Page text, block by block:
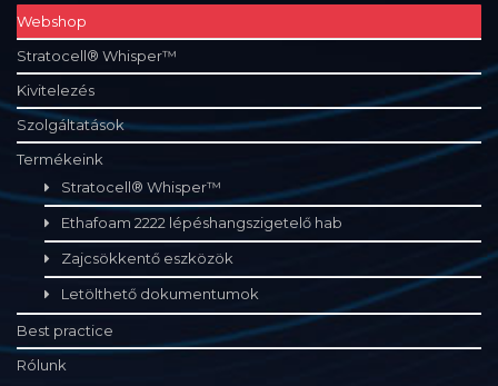
Webshop
Stratocell® Whisper™
Kivitelezés
Szolgáltatások
Termékeink
Stratocell® Whisper™
Ethafoam 2222 lépéshangszigetelő hab
Zajcsökkentő eszközök
Letölthető dokumentumok
Best practice
Rólunk